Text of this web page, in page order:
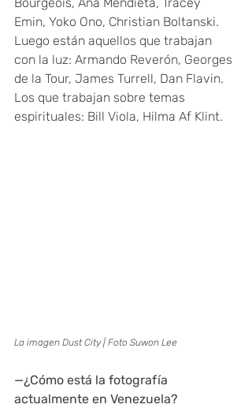
Emin, Yoko Ono, Christian Boltanski.
Luego están aquellos que trabajan
con la luz: Armando Reverón, Georges
de la Tour, James Turrell, Dan Flavin.
Los que trabajan sobre temas
espirituales: Bill Viola, Hilma Af Klint.
La imagen Dust City | Foto Suwon Lee
—¿Cómo está la fotografía
actualmente en Venezuela?